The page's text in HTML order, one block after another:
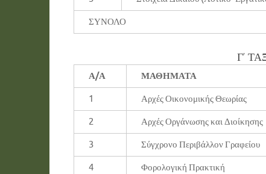
ΣΥΝΟΛΟ
Γ’
Α/Α ΜΑΘΗΜΑΤΑ
1
Αρχές Οικονομικής Θεωρίας
2
Αρχές Οργάνωσης και Διοίκησης
3
Σύγχρονο Περιβάλλον Γραφείου
4
Φορολογική Πρακτική